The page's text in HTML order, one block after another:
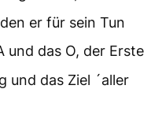
er für sein Tun
und das O, der Erste
und das Ziel ´aller